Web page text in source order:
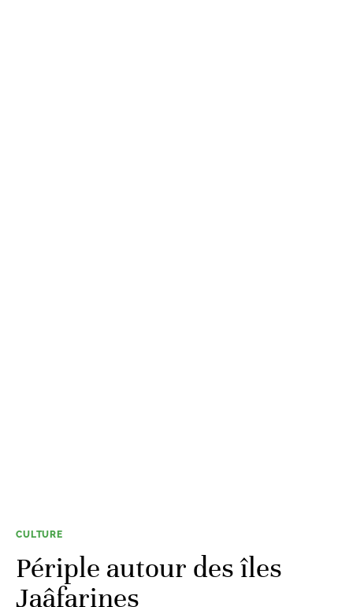
CULTURE
Périple autour des îles
Jaâfarines